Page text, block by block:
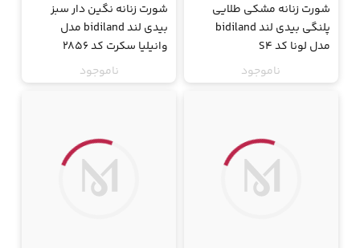
شورت زنانه مشکی طلایی
پلنگی بیدی لند bidiland
مدل لونا کد S4
ناموجود
شورت زنانه نگین دار سبز
بیدی لند bidiland مدل
وانیلیا سکرت کد 2856
ناموجود